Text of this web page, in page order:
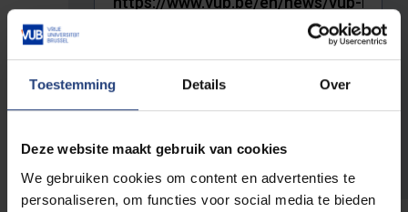
Toestemming Details Over
Deze website maakt gebruik van cookies
We gebruiken cookies om content en advertenties te
personaliseren, om functies voor social media te bieden
The full URL of the page where you encountered the error.